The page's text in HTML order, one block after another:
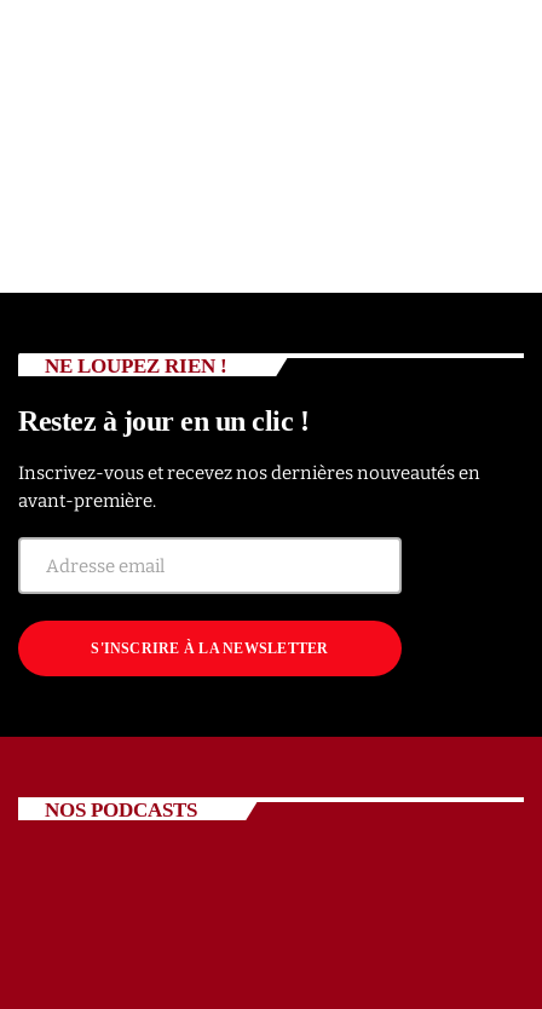
NE LOUPEZ RIEN !
Restez à jour en un clic !
Inscrivez-vous et recevez nos dernières nouveautés en
avant-première.
S'INSCRIRE À LA NEWSLETTER
NOS PODCASTS